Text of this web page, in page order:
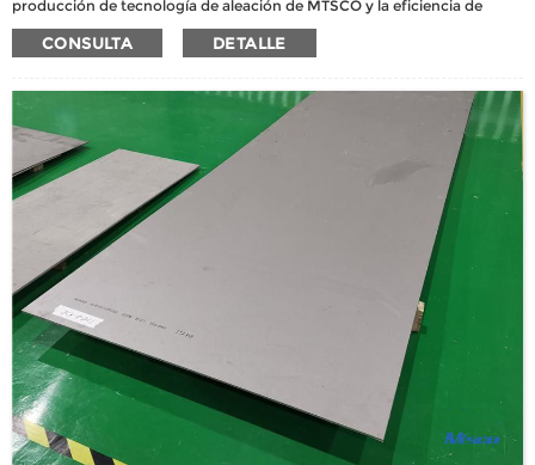
producción de tecnología de aleación de MTSCO y la eficiencia de
varios materiales se han mejorado enormemente. La empresa ha
aprobado la certificación del Sistema Nacional de Gestión de Calidad
en la revisión de 9 estándares nacionales y 3 estándares de la industria.
CONSULTA DETALLE